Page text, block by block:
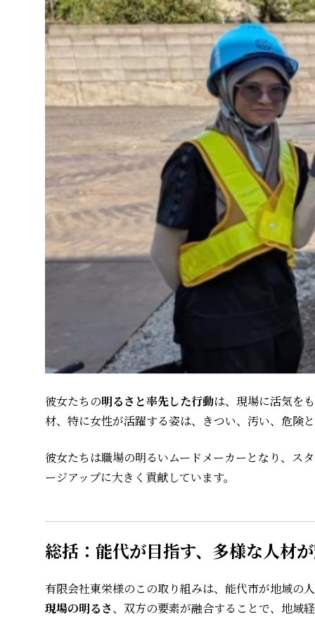
彼女たちの明るさと率先した行動は、現場に活気を
材、特に女性が活躍する姿は、きつい、汚い、危険
彼女たちは職場の明るいムードメーカーとなり、ス
ージアップに大きく貢献しています。
総括：能代が目指す、多様な人材
有限会社東栄様のこの取り組みは、能代市が地域の
現場の明るさ、双方の要素が融合することで、地域